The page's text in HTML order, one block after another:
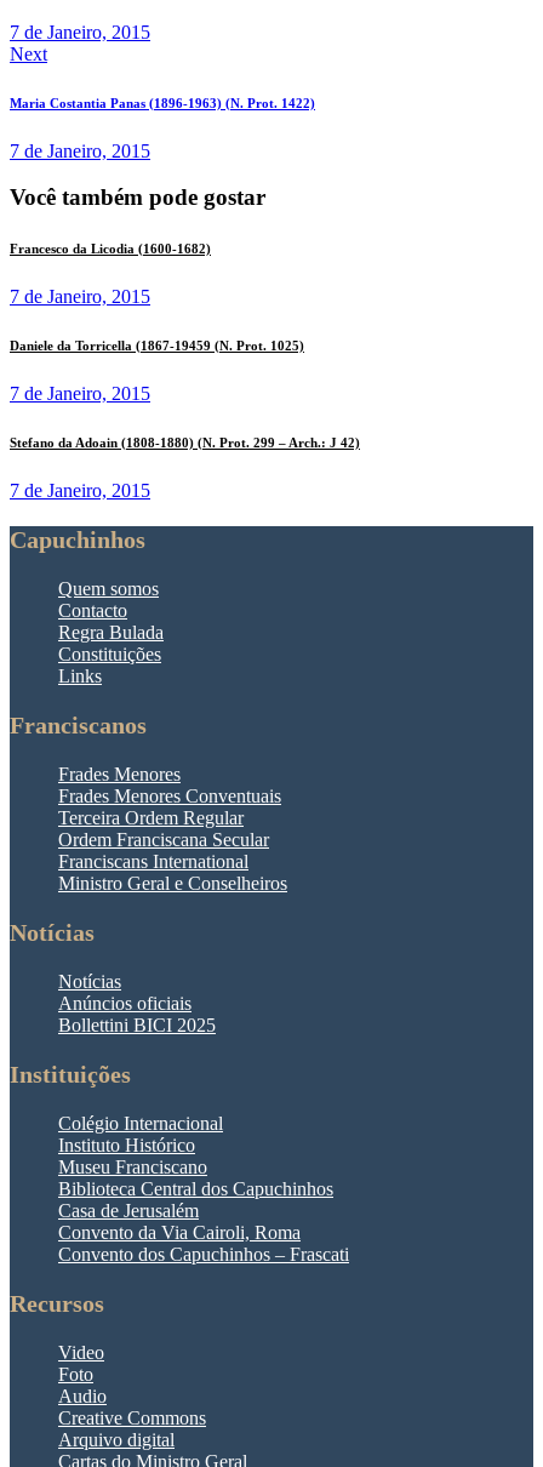
7 de Janeiro, 2015
Next
Maria Costantia Panas (1896-1963) (N. Prot. 1422)
7 de Janeiro, 2015
Você também pode gostar
Francesco da Licodia (1600-1682)
7 de Janeiro, 2015
Daniele da Torricella (1867-19459 (N. Prot. 1025)
7 de Janeiro, 2015
Stefano da Adoain (1808-1880) (N. Prot. 299 – Arch.: J 42)
7 de Janeiro, 2015
Capuchinhos
Quem somos
Contacto
Regra Bulada
Constituições
Links
Franciscanos
Frades Menores
Frades Menores Conventuais
Terceira Ordem Regular
Ordem Franciscana Secular
Franciscans International
Ministro Geral e Conselheiros
Notícias
Notícias
Anúncios oficiais
Bollettini BICI 2025
Instituições
Colégio Internacional
Instituto Histórico
Museu Franciscano
Biblioteca Central dos Capuchinhos
Casa de Jerusalém
Convento da Via Cairoli, Roma
Convento dos Capuchinhos – Frascati
Recursos
Video
Foto
Audio
Creative Commons
Arquivo digital
Cartas do Ministro Geral